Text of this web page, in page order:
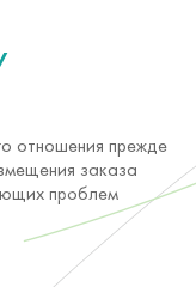
отношения прежде
заказа
проблем